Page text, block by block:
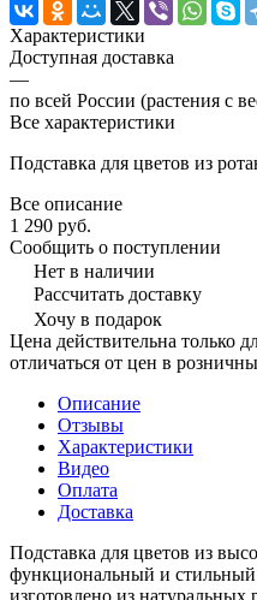
Характеристики
Доступная доставка
—
по всей России (растения с
Все характеристики
Подставка для цветов из
Все описание
1 290 руб.
Сообщить о поступлении
Нет в наличии
Рассчитать доставку
Хочу в подарок
Цена действительна только
отличаться от цен в
Описание
Отзывы
Характеристики
Видео
Оплата
Доставка
Подставка для цветов из
функциональный и
изготовлено из натуральных